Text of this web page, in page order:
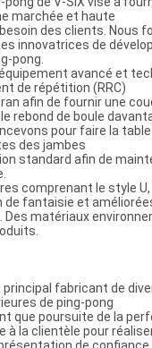
marchée et haute
des clients. Nous
innovatrices de
pong.
avancé et
de répétition (RRC)
afin de fournir une
rebond de boule
pour faire la
des jambes
standard afin de
comprenant le style
de fantaisie et
Des matériaux
principal fabricant de
de ping-pong
que poursuite de la
à la clientèle pour